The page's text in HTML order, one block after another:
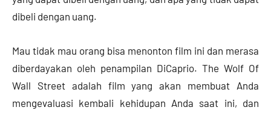
dibeli dengan uang.
Mau tidak mau orang bisa menonton film ini dan merasa
diberdayakan oleh penampilan DiCaprio. The Wolf Of
Wall Street adalah film yang akan membuat Anda
mengevaluasi kembali kehidupan Anda saat ini, dan